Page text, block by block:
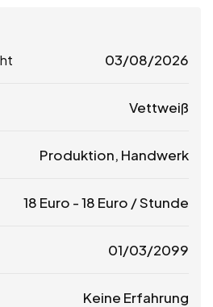
03/08/2026
Vettweiß
Produktion, Handwerk
18 Euro -18 Euro / Stunde
01/03/2099
Keine Erfahrung